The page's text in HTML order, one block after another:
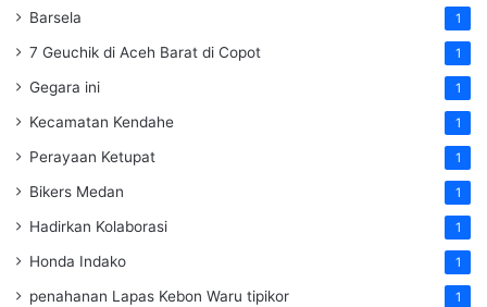
Barsela 1
7 Geuchik di Aceh Barat di Copot 1
Gegara ini 1
Kecamatan Kendahe 1
Perayaan Ketupat 1
Bikers Medan 1
Hadirkan Kolaborasi 1
Honda Indako 1
penahanan Lapas Kebon Waru tipikor 1